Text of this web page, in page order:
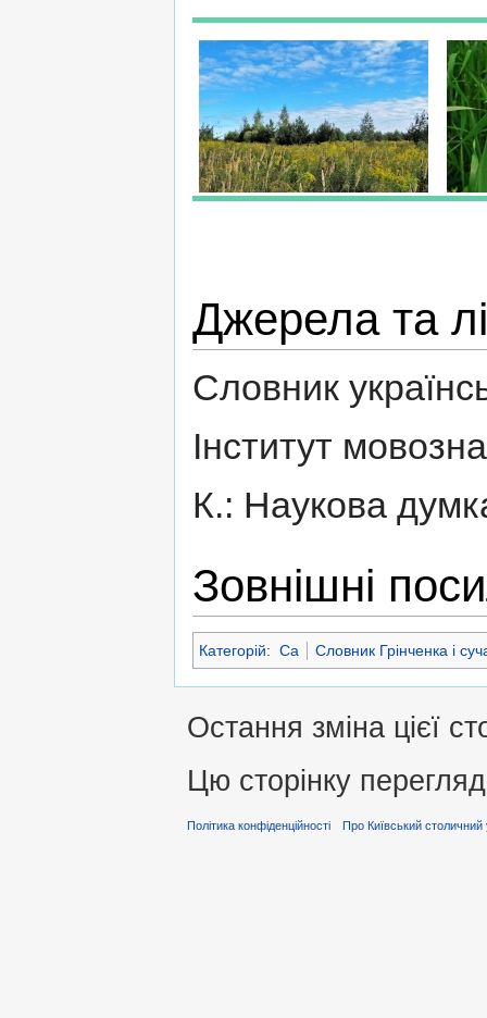
Джерела та
Словник
Інститут
К.: Наукова
Зовнішні
Категорій: Са Словник Грінченка і
Остання зміна цієї
Цю сторінку
Політика конфіденційності Про Київський столичний